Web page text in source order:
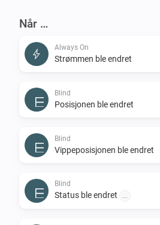
Når …
Always On
Strømmen ble endret
Blind
Posisjonen ble endret
Blind
Vippeposisjonen ble endret
Blind
Status ble endret